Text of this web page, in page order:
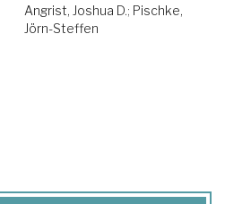
Angrist, Joshua D.; Pischke,
Jörn-Steffen